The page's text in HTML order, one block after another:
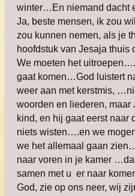
winter…En niemand dacht
Ja, beste mensen, ik zou
zou kunnen nemen, als je
hoofdstuk van Jesaja thuis
We moeten het
gaat komen…God luistert
weer aan met kerstmis,
woorden en liederen,
kind, en hij gaat eerst naar
niets wisten….en we
we het allemaal gaan
naar voren in je kamer
samen met u er naar
God, zie op ons neer, wij